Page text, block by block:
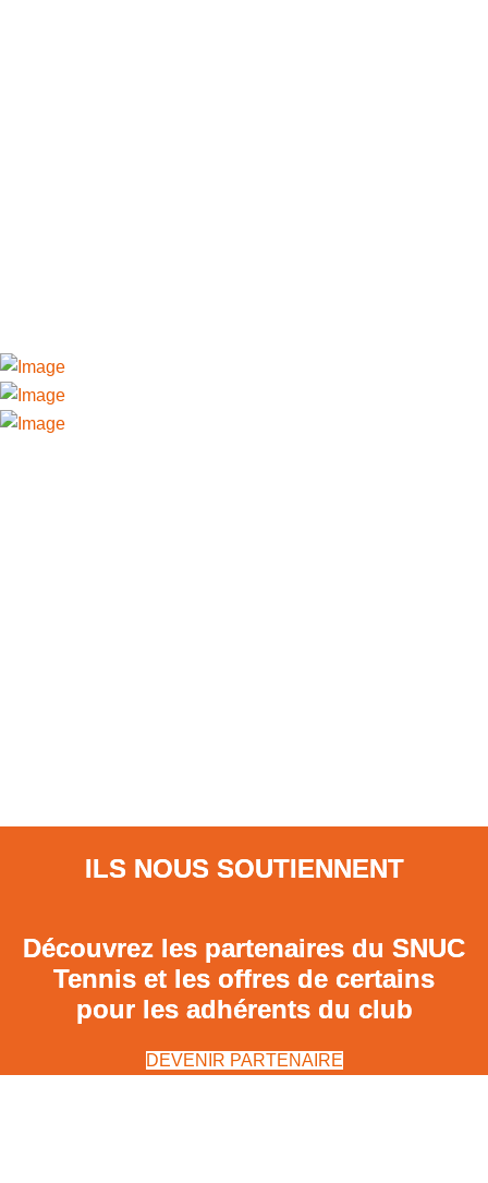
ILS NOUS SOUTIENNENT
Découvrez les partenaires du SNUC
Tennis et les offres de certains
pour les adhérents du club
DEVENIR PARTENAIRE